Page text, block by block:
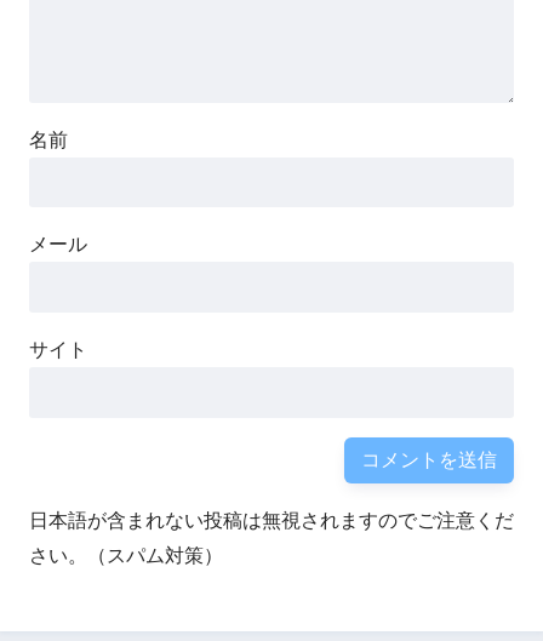
名前
メール
サイト
日本語が含まれない投稿は無視されますのでご注意くだ
さい。（スパム対策）